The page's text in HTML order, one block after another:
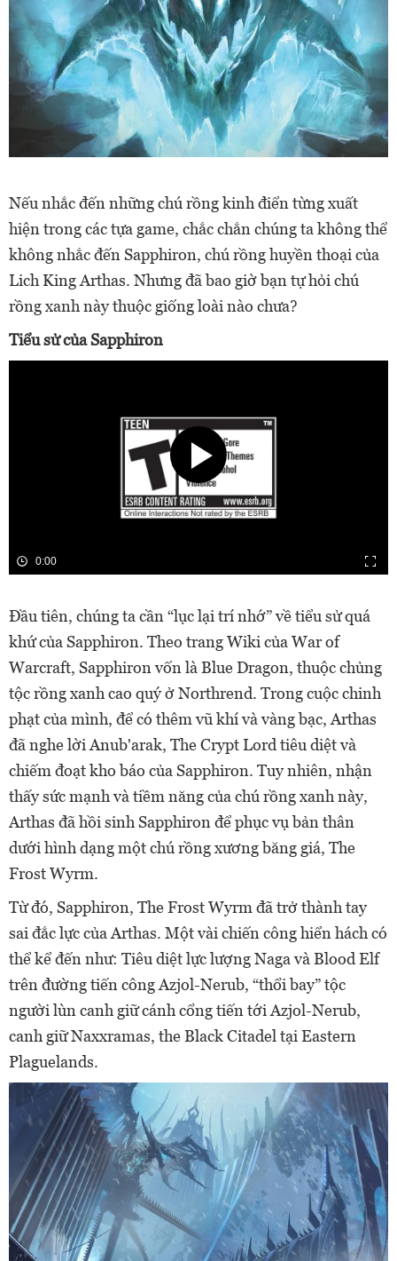
Nếu nhắc đến những chú rồng kinh điển từng xuất
hiện trong các tựa game, chắc chắn chúng ta không thể
không nhắc đến Sapphiron, chú rồng huyền thoại của
Lich King Arthas. Nhưng đã bao giờ bạn tự hỏi chú
rồng xanh này thuộc giống loài nào chưa?
Tiểu sử của Sapphiron
0:00
Đầu tiên, chúng ta cần “lục lại trí nhớ” về tiểu sử quá
khứ của Sapphiron. Theo trang Wiki của War of
Warcraft, Sapphiron vốn là Blue Dragon, thuộc chủng
tộc rồng xanh cao quý ở Northrend. Trong cuộc chinh
phạt của mình, để có thêm vũ khí và vàng bạc, Arthas
đã nghe lời Anub'arak, The Crypt Lord tiêu diệt và
chiếm đoạt kho báo của Sapphiron. Tuy nhiên, nhận
thấy sức mạnh và tiềm năng của chú rồng xanh này,
Arthas đã hồi sinh Sapphiron để phục vụ bản thân
dưới hình dạng một chú rồng xương băng giá, The
Frost Wyrm.
Từ đó, Sapphiron, The Frost Wyrm đã trở thành tay
sai đắc lực của Arthas. Một vài chiến công hiển hách có
thể kể đến như: Tiêu diệt lực lượng Naga và Blood Elf
trên đường tiến công Azjol-Nerub, “thổi bay” tộc
người lùn canh giữ cánh cổng tiến tới Azjol-Nerub,
canh giữ Naxxramas, the Black Citadel tại Eastern
Plaguelands.